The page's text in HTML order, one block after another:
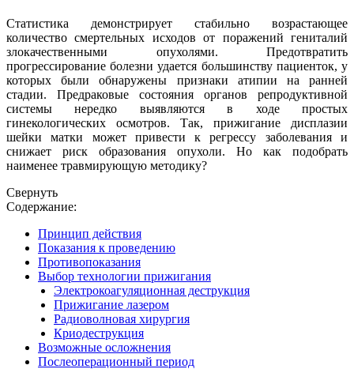
Статистика демонстрирует стабильно возрастающее
количество смертельных исходов от поражений гениталий
злокачественными опухолями. Предотвратить
прогрессирование болезни удается большинству пациенток, у
которых были обнаружены признаки атипии на ранней
стадии. Предраковые состояния органов репродуктивной
системы нередко выявляются в ходе простых
гинекологических осмотров. Так, прижигание дисплазии
шейки матки может привести к регрессу заболевания и
снижает риск образования опухоли. Но как подобрать
наименее травмирующую методику?
Свернуть
Содержание:
Принцип действия
Показания к проведению
Противопоказания
Выбор технологии прижигания
Электрокоагуляционная деструкция
Прижигание лазером
Радиоволновая хирургия
Криодеструкция
Возможные осложнения
Послеоперационный период